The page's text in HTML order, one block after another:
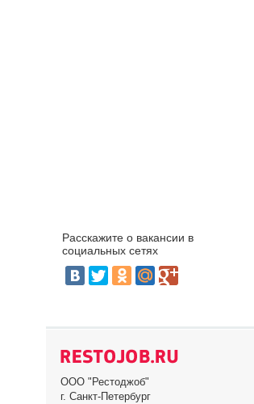
Расскажите о вакансии в
социальных сетях
ООО "Рестоджоб"
г. Санкт-Петербург